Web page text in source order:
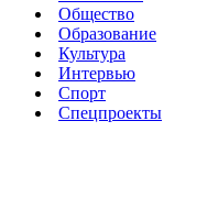
Общество
Образование
Культура
Интервью
Спорт
Спецпроекты